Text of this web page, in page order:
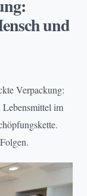
und
Verpackung:
im